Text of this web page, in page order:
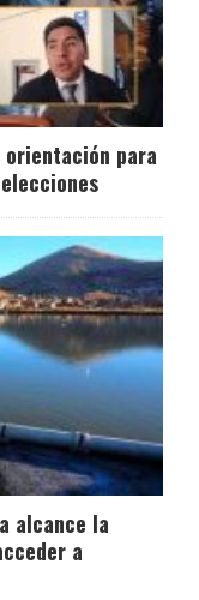
orientación para
alcance la
a